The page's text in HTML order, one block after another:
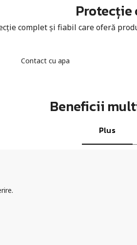
Protecție
complet și fiabil care oferă
Contact cu apa
Beneficii
Plus